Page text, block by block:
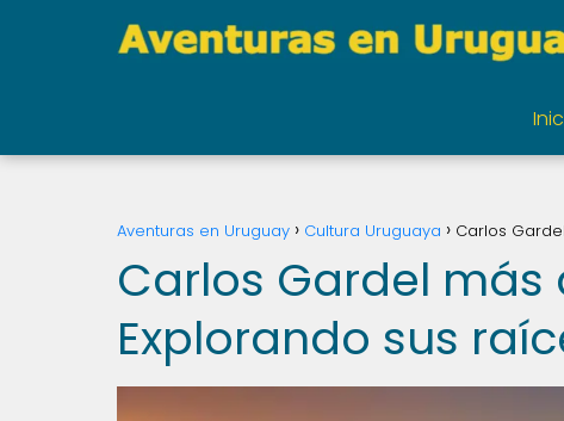
Aventuras en Uruguay Cultura Uruguaya Carlos
Carlos Gardel
Explorando sus